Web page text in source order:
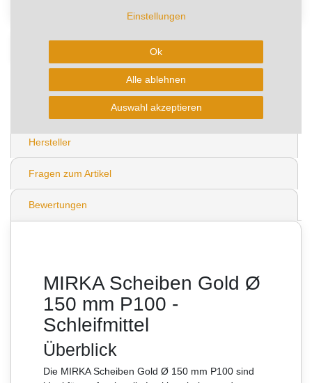
Hersteller
Fragen zum Artikel
Bewertungen
MIRKA Scheiben Gold Ø
150 mm P100 -
Schleifmittel
Überblick
Die MIRKA Scheiben Gold Ø 150 mm P100 sind
Einstellungen
Ok
Alle ablehnen
Auswahl akzeptieren